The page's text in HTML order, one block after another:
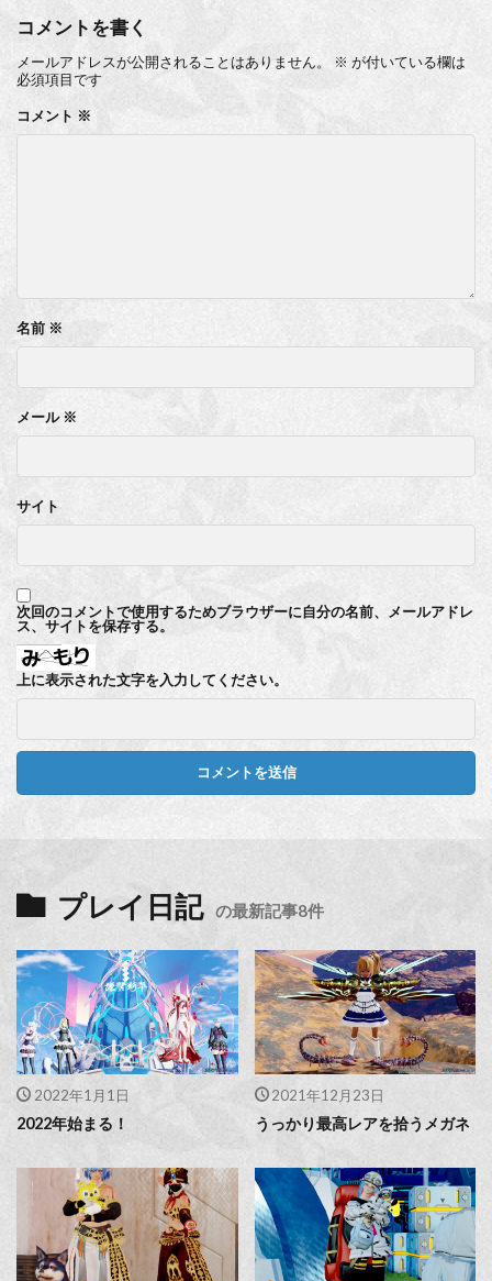
コメントを書く
メールアドレスが公開されることはありません。 ※ が付いている欄は
必須項目です
コメント ※
名前 ※
メール ※
サイト
次回のコメントで使用するためブラウザーに自分の名前、メールアドレ
ス、サイトを保存する。
上に表示された文字を入力してください。
プレイ日記 の最新記事8件
2022年1月1日
2022年始まる！
2021年12月23日
うっかり最高レアを拾うメガネ